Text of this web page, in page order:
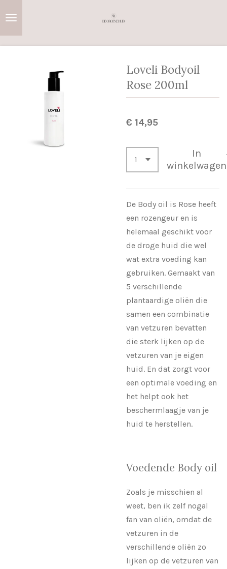
Loveli Bodyoil
Rose 200ml
€ 14,95
In
winkelwagen
De Body oil is Rose heeft
een rozengeur en is
helemaal geschikt voor
de droge huid die wel
wat extra voeding kan
gebruiken. Gemaakt van
5 verschillende
plantaardige oliën die
samen een combinatie
van vetzuren bevatten
die sterk lijken op de
vetzuren van je eigen
huid. En dat zorgt voor
een optimale voeding en
het helpt ook het
beschermlaagje van je
huid te herstellen.
Voedende Body oil
Zoals je misschien al
weet, ben ik zelf nogal
fan van oliën, omdat de
vetzuren in de
verschillende oliën zo
lijken op de vetzuren van